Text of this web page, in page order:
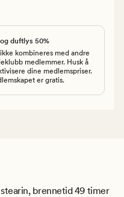
duftlys 50%
kombineres med andre
medlemmer. Husk å
dine medlemspriser.
er gratis.
brennetid 49 timer